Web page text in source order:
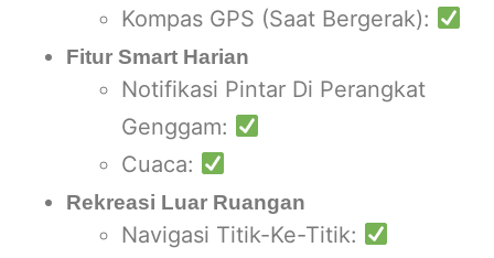
Kompas GPS (Saat Bergerak):
Fitur Smart Harian
Notifikasi Pintar Di Perangkat
Genggam:
Cuaca:
Rekreasi Luar Ruangan
Navigasi Titik-Ke-Titik: